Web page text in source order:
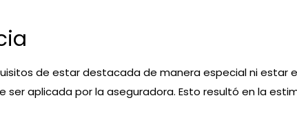
de estar destacada de manera especial ni
ser aplicada por la aseguradora. Esto resultó en la